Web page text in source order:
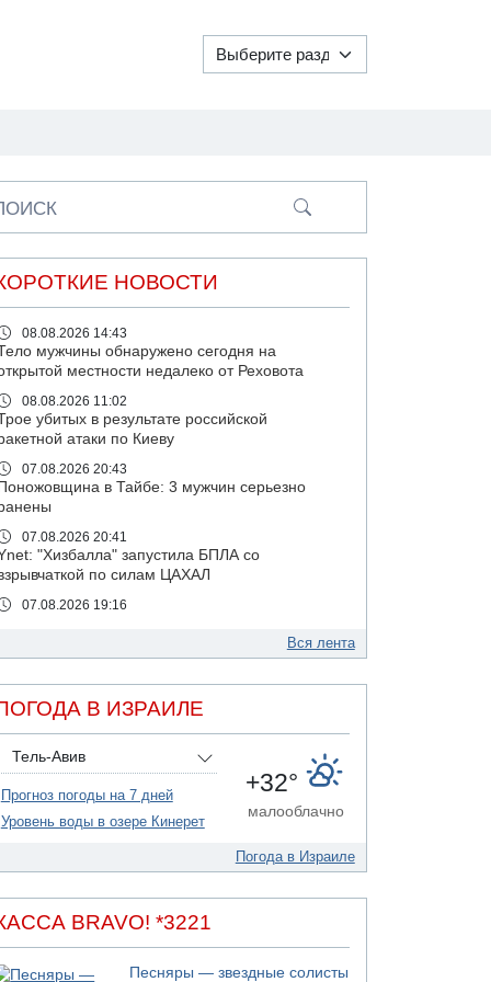
НОВОСТИ
08.08.2026 14:43
мужчины обнаружено сегодня на
местности недалеко от Реховота
08.08.2026 11:02
убитых в результате российской
атаки по Киеву
07.08.2026 20:43
Поножовщина в Тайбе: 3 мужчин серьезно
07.08.2026 20:41
"Хизбалла" запустила БПЛА со
по силам ЦАХАЛ
07.08.2026 19:16
Иерусалиме
Подозреваемый в домогательствах в хостеле
- Гильбоа Дахан
Обнародовано имя полицейского,
подозреваемого в коррупционных
07.08.2026 17:51
отказался заморозить лишение
льгот для уклонистов-харедим
Вся лента
В ИЗРАИЛЕ
Тель-Авив
Прогноз погоды на 7 дней
Уровень воды в озере Кинерет
+32°
малооблачно
Погода в Израиле
BRAVO! *3221
Песняры — звездные солисты